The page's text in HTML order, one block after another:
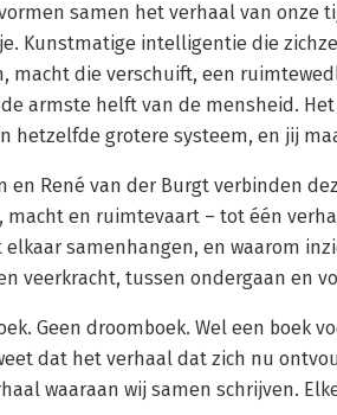
samen het verhaal van onze
Kunstmatige intelligentie die
macht die verschuift, een
armste helft van de mensheid.
hetzelfde grotere systeem, en jij
en René van der Burgt verbinden
macht en ruimtevaart – tot één
elkaar samenhangen, en waarom
veerkracht, tussen ondergaan en
Geen droomboek. Wel een boek
dat het verhaal dat zich nu
waaraan wij samen schrijven.